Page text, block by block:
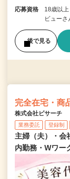
応募資格
18歳以
ビューさ
後で見る
完全在宅・商
株式会社ビサーチ
業務委託 登録制
主婦（夫）・会
内勤務・Wワ